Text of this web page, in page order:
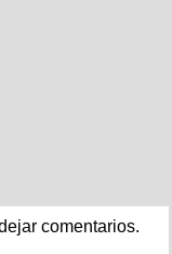
comentarios.